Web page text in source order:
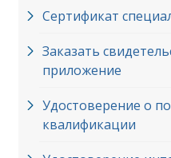
Сертификат
Заказать
приложение
Удостоверение о
квалификации